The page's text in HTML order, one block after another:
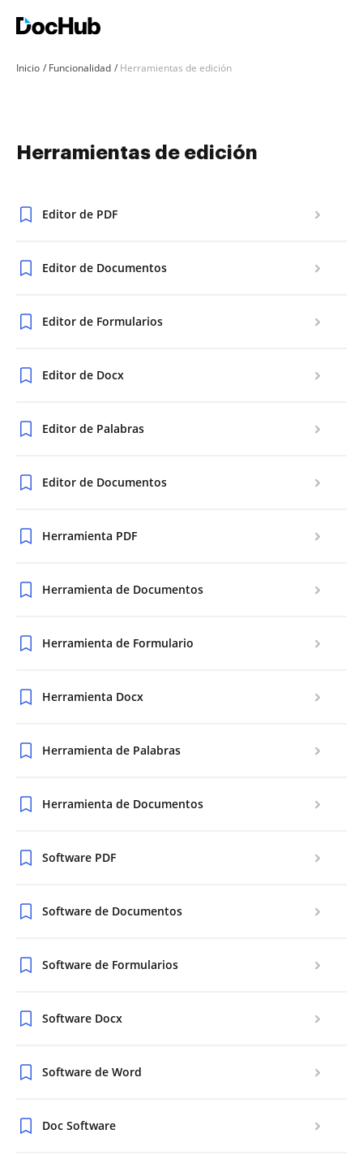
Inicio Funcionalidad Herramientas de edición
Herramientas de edición
Editor de PDF
Editor de Documentos
Editor de Formularios
Editor de Docx
Editor de Palabras
Editor de Documentos
Herramienta PDF
Herramienta de Documentos
Herramienta de Formulario
Herramienta Docx
Herramienta de Palabras
Herramienta de Documentos
Software PDF
Software de Documentos
Software de Formularios
Software Docx
Software de Word
Doc Software